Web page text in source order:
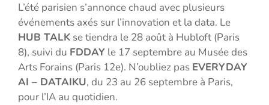
L’été parisien s’annonce chaud avec plusieurs
événements axés sur l’innovation et la data. Le
HUB TALK se tiendra le 28 août à Hubloft (Paris
8), suivi du FDDAY le 17 septembre au Musée des
Arts Forains (Paris 12e). N’oubliez pas EVERYDAY
AI – DATAIKU, du 23 au 26 septembre à Paris,
pour l’IA au quotidien.